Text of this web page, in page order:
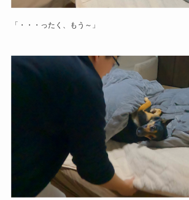
「・・・ったく、もう～」